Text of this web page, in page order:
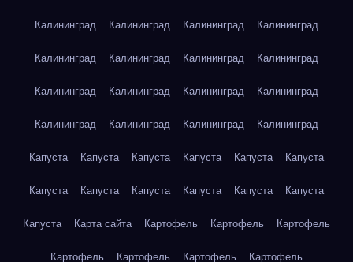
Калининград Калининград Калининград Калининград
Калининград Калининград Калининград Калининград
Калининград Калининград Калининград Калининград
Калининград Калининград Калининград Калининград
Капуста Капуста Капуста Капуста Капуста Капуста
Капуста Капуста Капуста Капуста Капуста Капуста
Капуста Карта сайта Картофель Картофель Картофель
Картофель Картофель Картофель Картофель